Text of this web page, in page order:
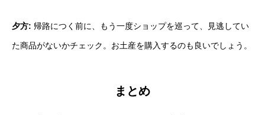
夕方: 帰路につく前に、もう一度ショップを巡って、見逃してい
た商品がないかチェック。お土産を購入するのも良いでしょう。
まとめ